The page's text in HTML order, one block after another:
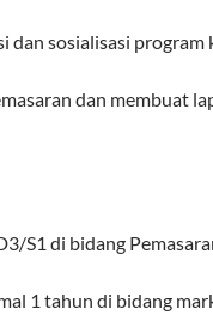
dan sosialisasi program
dan membuat
S1 di bidang
1 tahun di bidang